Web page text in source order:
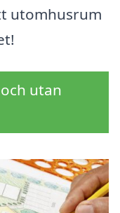
utomhusrum
utan